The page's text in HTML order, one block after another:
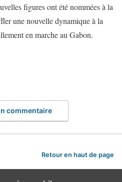
figures ont été nommées à la
une nouvelle dynamique à la
en marche au Gabon.
commentaire
Retour en haut de page